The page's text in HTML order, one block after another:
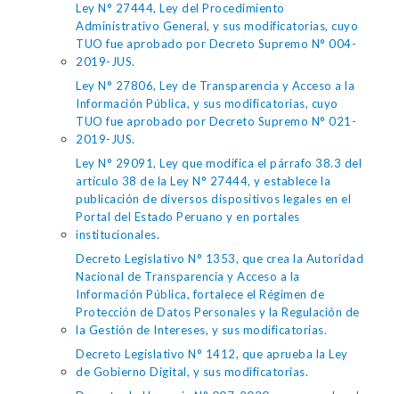
Ley N° 27444, Ley del Procedimiento
Administrativo General, y sus modificatorias, cuyo
TUO fue aprobado por Decreto Supremo N° 004-
2019-JUS.
Ley N° 27806, Ley de Transparencia y Acceso a la
Información Pública, y sus modificatorias, cuyo
TUO fue aprobado por Decreto Supremo N° 021-
2019-JUS.
Ley N° 29091, Ley que modifica el párrafo 38.3 del
artículo 38 de la Ley N° 27444, y establece la
publicación de diversos dispositivos legales en el
Portal del Estado Peruano y en portales
institucionales.
Decreto Legislativo N° 1353, que crea la Autoridad
Nacional de Transparencia y Acceso a la
Información Pública, fortalece el Régimen de
Protección de Datos Personales y la Regulación de
la Gestión de Intereses, y sus modificatorias.
Decreto Legislativo N° 1412, que aprueba la Ley
de Gobierno Digital, y sus modificatorias.